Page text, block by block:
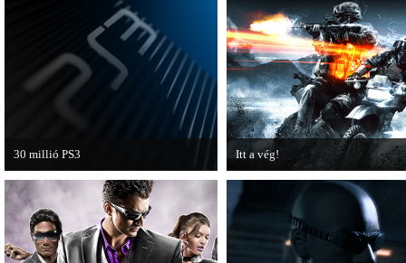
Megjött a Lightning Returns: Final Fantasy XIII című játék első hivatalos
30 millió PS3
A PAL régióban a PS3 átlépte a 30
milliós eladott darabszámot.
Itt a vég!
Hamarosan minden infó kiderül a
Battlefield 3 utolsó, End Game
kiegészítőjéről.